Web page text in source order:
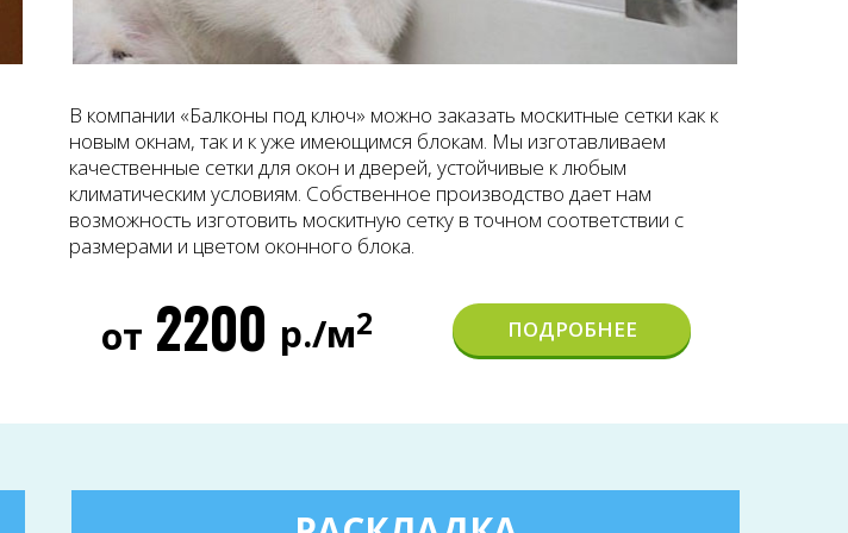
2200 р./м2
от
В компании «Балконы под ключ» можно заказать москитные сетки как к
новым окнам, так и к уже имеющимся блокам. Мы изготавливаем
качественные сетки для окон и дверей, устойчивые к любым
климатическим условиям. Собственное производство дает нам
возможность изготовить москитную сетку в точном соответствии с
размерами и цветом оконного блока.
ПОДРОБНЕЕ